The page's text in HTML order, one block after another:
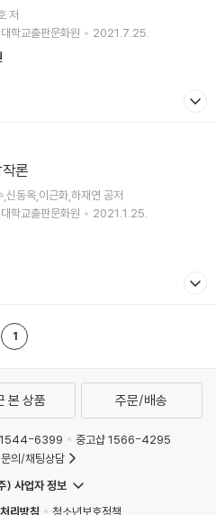
저
학교출판문화원
2021.7.25.
론
신동옥,이근화,하재연 공저
학교출판문화원
2021.1.25.
1
본 상품 주문/배송
1544-6399
중고샵 1566-4295
의/채팅상담
) 사업자 정보
리방침 청소년보호정책